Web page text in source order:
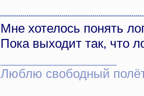
Мне хотелось понять
Пока выходит так, что
Люблю свободный